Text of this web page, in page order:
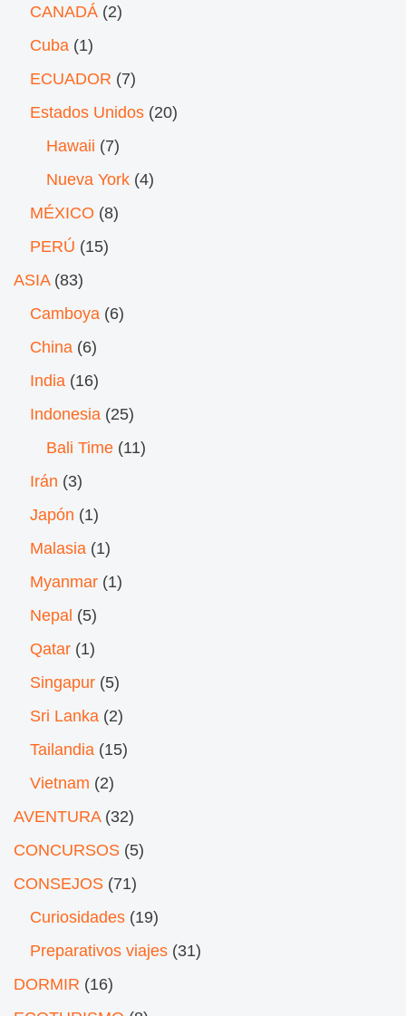
CANADÁ (2)
Cuba (1)
ECUADOR (7)
Estados Unidos (20)
Hawaii (7)
Nueva York (4)
MÉXICO (8)
PERÚ (15)
ASIA(83)
Camboya (6)
China (6)
India (16)
Indonesia (25)
Bali Time (11)
Irán (3)
Japón (1)
Malasia (1)
Myanmar (1)
Nepal (5)
Qatar (1)
Singapur (5)
Sri Lanka (2)
Tailandia (15)
Vietnam (2)
AVENTURA(32)
CONCURSOS (5)
CONSEJOS (71)
Curiosidades (19)
Preparativos viajes (31)
DORMIR (16)